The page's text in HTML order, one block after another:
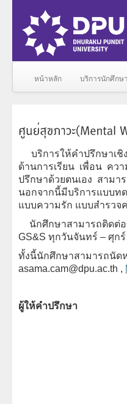
หน้าหลัก บริการนักศึกษา
บริการให้คำปรึกษาเ
ด้านการเรียน เพื่อน คว
ปรึกษาด้วยตนเอง สามา
นอกจากนี้มีบริการแบบท
แบบความรัก แบบสำรว
นักศึกษาสามารถติดต่
GS&S ทุกวันจันทร์ – ศุก
ทั้งนี้นักศึกษาสามารถนัดห
asama.cam@dpu.ac.th ,
ผู้ให้คำปรึกษา